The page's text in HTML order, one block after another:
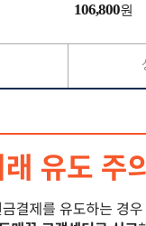
106,800원